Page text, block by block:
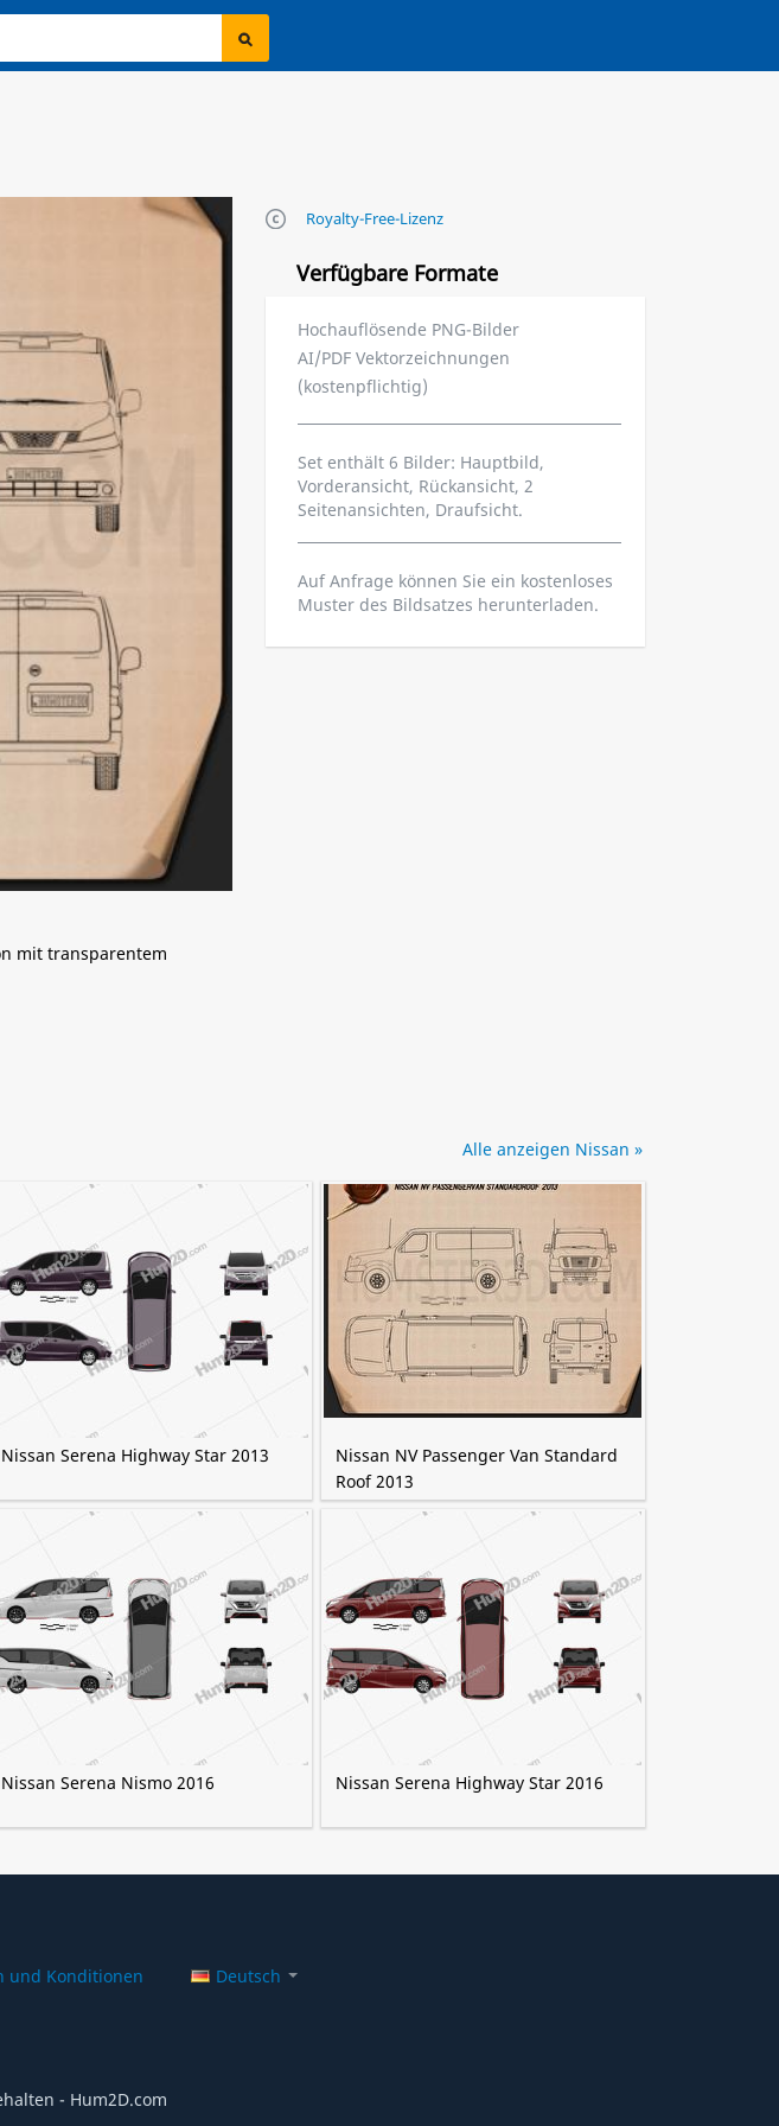
mit transparentem
Royalty-Free-Lizenz
Verfügbare Formate
Hochauflösende PNG-Bilder
AI/PDF Vektorzeichnungen
(kostenpflichtig)
Set enthält 6 Bilder: Hauptbild,
Vorderansicht, Rückansicht, 2
Seitenansichten, Draufsicht.
Auf Anfrage können Sie ein kostenloses
Muster des Bildsatzes herunterladen.
Nissan Serena Highway Star 2013
Nissan NV Passenger Van Standard
Roof 2013
Nissan Serena Nismo 2016 Nissan Serena Highway Star 2016
Alle anzeigen Nissan »
und Konditionen Deutsch
- Hum2D.com